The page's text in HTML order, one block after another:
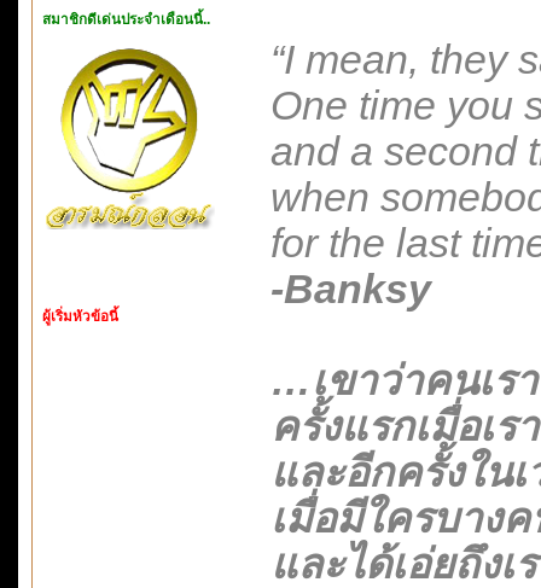
สมาชิกดีเด่นประจำเดือนนี้..
ผู้เริ่มหัวข้อนี้
“I mean, they
One time you
and a second
when
for the last
-Banksy
…เขาว่าคนเร
ครั้งแรกเมื่อเ
และอีกครั้งใน
เมื่อมีใครบาง
และได้เอ่ยถึง